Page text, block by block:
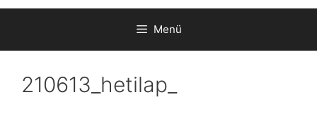
Menü
210613_hetilap_